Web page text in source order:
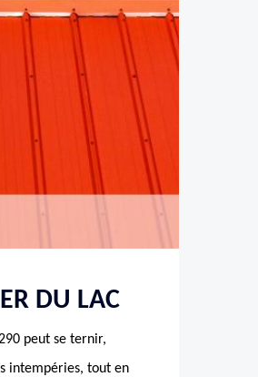
DU LAC
peut se ternir,
intempéries, tout en